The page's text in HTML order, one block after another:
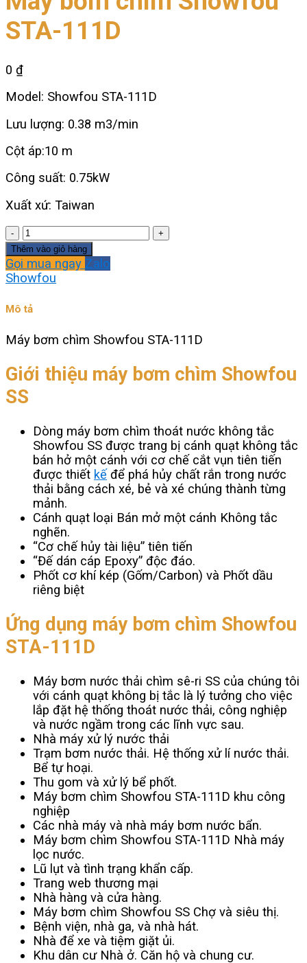
STA-111D
0 ₫
Model: Showfou STA-111D
Lưu lượng: 0.38 m3/min
Cột áp:10 m
Công suất: 0.75kW
Xuất xứ: Taiwan
Máy
bơm
chìm
Showfou
111D
lượng
Thêm vào giỏ hàng
Gọi mua ngay Zalo
Showfou
Mô tả
Máy bơm chìm Showfou STA-111D
Giới thiệu máy bơm chìm Showfou
SS
Dòng máy bơm chìm thoát nước không tắc
Showfou SS được trang bị cánh quạt không tắc
bán hở một cánh với cơ chế cắt vụn tiên tiến
được thiết kế để phá hủy chất rắn trong nước
thải bằng cách xé, bẻ và xé chúng thành từng
mảnh.
Cánh quạt loại Bán mở một cánh Không tắc
nghẽn.
“Cơ chế hủy tài liệu” tiên tiến
“Đế dán cáp Epoxy” độc đáo.
Phốt cơ khí kép (Gốm/Carbon) và Phốt dầu
riêng biệt
Ứng dụng máy bơm chìm Showfou
STA-111D
Máy bơm nước thải chìm sê-ri SS của chúng tôi
với cánh quạt không bị tắc là lý tưởng cho việc
lắp đặt hệ thống thoát nước thải, công nghiệp
và nước ngầm trong các lĩnh vực sau.
Nhà máy xử lý nước thải
Trạm bơm nước thải. Hệ thống xử lí nước thải.
Bể tự hoại.
Thu gom và xử lý bể phốt.
Máy bơm chìm Showfou STA-111D khu công
nghiệp
Các nhà máy và nhà máy bơm nước bẩn.
Máy bơm chìm Showfou STA-111D Nhà máy
lọc nước.
Lũ lụt và tình trạng khẩn cấp.
Trang web thương mại
Nhà hàng và cửa hàng.
Máy bơm chìm Showfou SS Chợ và siêu thị.
Bệnh viện, nhà ga, và nhà hát.
Nhà để xe và tiệm giặt ủi.
Khu dân cư Nhà ở. Căn hộ và chung cư.